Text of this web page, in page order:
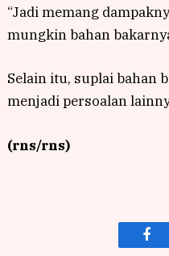
“Jadi memang
mungkin bahan
Selain itu, suplai bahan
menjadi persoalan
(rns/rns)